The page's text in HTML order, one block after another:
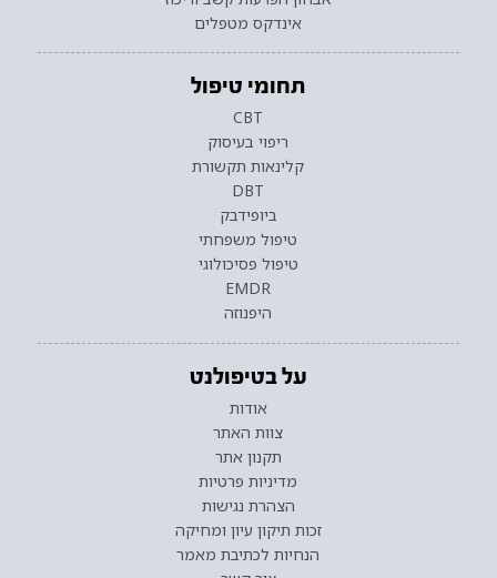
אינדקס מטפלים
תחומי טיפול
CBT
ריפוי בעיסוק
קלינאות תקשורת
DBT
ביופידבק
טיפול משפחתי
טיפול פסיכולוגי
EMDR
היפנוזה
על בטיפולנט
אודות
צוות האתר
תקנון אתר
מדיניות פרטיות
הצהרת נגישות
זכות תיקון עיון ומחיקה
הנחיות לכתיבת מאמר